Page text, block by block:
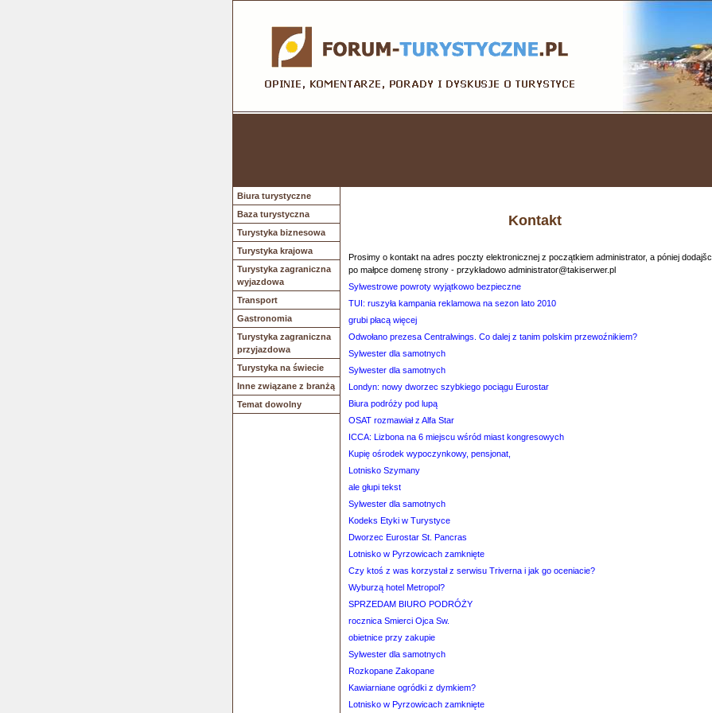
Biura turystyczne
Baza turystyczna
Turystyka biznesowa
Turystyka krajowa
Turystyka zagraniczna
wyjazdowa
Transport
Gastronomia
Turystyka zagraniczna
przyjazdowa
Turystyka na świecie
Inne związane z branżą
Temat dowolny
Kontakt
Prosimy o kontakt na adres poczty elektronicznej z początkiem administrator, a póniej dodajšc
po małpce domenę strony - przykładowo administrator@takiserwer.pl
Sylwestrowe powroty wyjątkowo bezpieczne
TUI: ruszyła kampania reklamowa na sezon lato 2010
grubi płacą więcej
Odwołano prezesa Centralwings. Co dalej z tanim polskim przewoźnikiem?
Sylwester dla samotnych
Sylwester dla samotnych
Londyn: nowy dworzec szybkiego pociągu Eurostar
Biura podróży pod lupą
OSAT rozmawiał z Alfa Star
ICCA: Lizbona na 6 miejscu wśród miast kongresowych
Kupię ośrodek wypoczynkowy, pensjonat,
Lotnisko Szymany
ale głupi tekst
Sylwester dla samotnych
Kodeks Etyki w Turystyce
Dworzec Eurostar St. Pancras
Lotnisko w Pyrzowicach zamknięte
Czy ktoś z was korzystał z serwisu Triverna i jak go oceniacie?
Wyburzą hotel Metropol?
SPRZEDAM BIURO PODRÓŻY
rocznica Smierci Ojca Sw.
obietnice przy zakupie
Sylwester dla samotnych
Rozkopane Zakopane
Kawiarniane ogródki z dymkiem?
Lotnisko w Pyrzowicach zamknięte